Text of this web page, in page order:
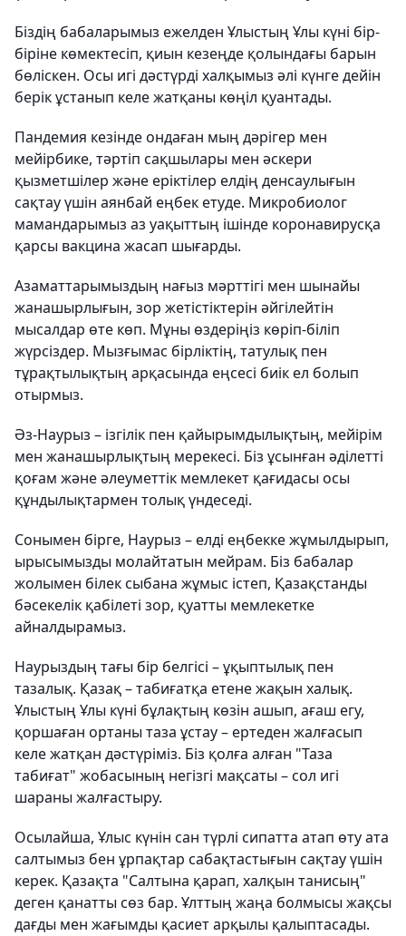
Біздің бабаларымыз ежелден Ұлыстың Ұлы күні бір-
біріне көмектесіп, қиын кезеңде қолындағы барын
бөліскен. Осы игі дәстүрді халқымыз әлі күнге дейін
берік ұстанып келе жатқаны көңіл қуантады.
Пандемия кезінде ондаған мың дәрігер мен
мейірбике, тәртіп сақшылары мен әскери
қызметшілер және еріктілер елдің денсаулығын
сақтау үшін аянбай еңбек етуде. Микробиолог
мамандарымыз аз уақыттың ішінде коронавирусқа
қарсы вакцина жасап шығарды.
Азаматтарымыздың нағыз мәрттігі мен шынайы
жанашырлығын, зор жетістіктерін әйгілейтін
мысалдар өте көп. Мұны өздеріңіз көріп-біліп
жүрсіздер. Мызғымас бірліктің, татулық пен
тұрақтылықтың арқасында еңсесі биік ел болып
отырмыз.
Әз-Наурыз – ізгілік пен қайырымдылықтың, мейірім
мен жанашырлықтың мерекесі. Біз ұсынған әділетті
қоғам және әлеуметтік мемлекет қағидасы осы
құндылықтармен толық үндеседі.
Сонымен бірге, Наурыз – елді еңбекке жұмылдырып,
ырысымызды молайтатын мейрам. Біз бабалар
жолымен білек сыбана жұмыс істеп, Қазақстанды
бәсекелік қабілеті зор, қуатты мемлекетке
айналдырамыз.
Наурыздың тағы бір белгісі – ұқыптылық пен
тазалық. Қазақ – табиғатқа етене жақын халық.
Ұлыстың Ұлы күні бұлақтың көзін ашып, ағаш егу,
қоршаған ортаны таза ұстау – ертеден жалғасып
келе жатқан дәстүріміз. Біз қолға алған "Таза
табиғат" жобасының негізгі мақсаты – сол игі
шараны жалғастыру.
Осылайша, Ұлыс күнін сан түрлі сипатта атап өту ата
салтымыз бен ұрпақтар сабақтастығын сақтау үшін
керек. Қазақта "Салтына қарап, халқын танисың"
деген қанатты сөз бар. Ұлттың жаңа болмысы жақсы
дағды мен жағымды қасиет арқылы қалыптасады.